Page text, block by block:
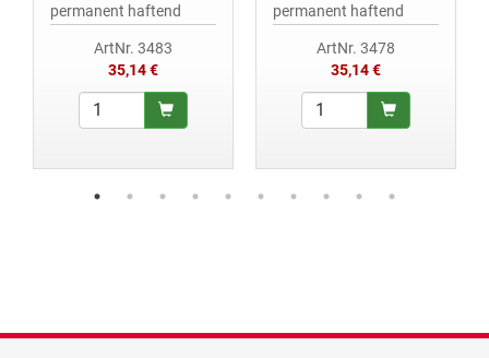
permanent haftend
ArtNr. 3483
35,14 €
permanent haftend
ArtNr. 3478
35,14 €